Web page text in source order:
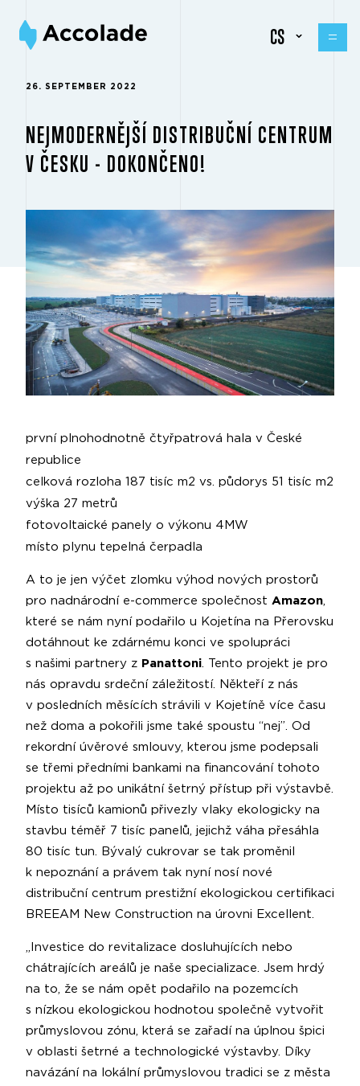
CS
26. SEPTEMBER 2022
NEJMODERNĚJŠÍ DISTRIBUČNÍ CENTRUM
V ČESKU - DOKONČENO!
první plnohodnotně čtyřpatrová hala v České
republice
celková rozloha 187 tisíc m2 vs. půdorys 51 tisíc m2
výška 27 metrů
fotovoltaické panely o výkonu 4MW
místo plynu tepelná čerpadla
A to je jen výčet zlomku výhod nových prostorů
pro nadnárodní e-commerce společnost Amazon,
které se nám nyní podařilo u Kojetína na Přerovsku
dotáhnout ke zdárnému konci ve spolupráci
s našimi partnery z Panattoni. Tento projekt je pro
nás opravdu srdeční záležitostí. Někteří z nás
v posledních měsících strávili v Kojetíně více času
než doma a pokořili jsme také spoustu “nej”. Od
rekordní úvěrové smlouvy, kterou jsme podepsali
se třemi předními bankami na financování tohoto
projektu až po unikátní šetrný přístup při výstavbě.
Místo tisíců kamionů přivezly vlaky ekologicky na
stavbu téměř 7 tisíc panelů, jejichž váha přesáhla
80 tisíc tun. Bývalý cukrovar se tak proměnil
k nepoznání a právem tak nyní nosí nové
distribuční centrum prestižní ekologickou certifikaci
BREEAM New Construction na úrovni Excellent.
„Investice do revitalizace dosluhujících nebo
chátrajících areálů je naše specializace. Jsem hrdý
na to, že se nám opět podařilo na pozemcích
s nízkou ekologickou hodnotou společně vytvořit
průmyslovou zónu, která se zařadí na úplnou špici
v oblasti šetrné a technologické výstavby. Díky
navázání na lokální průmyslovou tradici se z města